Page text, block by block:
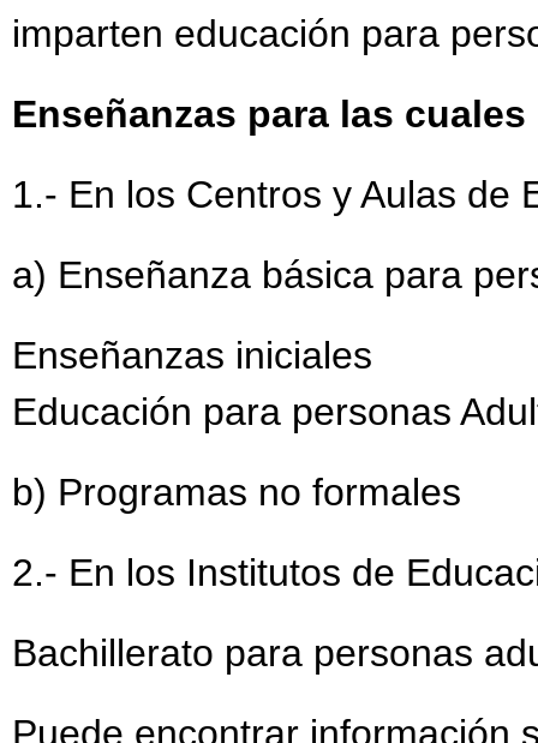
imparten educación para
Enseñanzas para las
1.- En los Centros y Aulas de
a) Enseñanza básica para
Enseñanzas iniciales
Educación para personas
b) Programas no formales
2.- En los Institutos de
Bachillerato para personas
Puede encontrar información